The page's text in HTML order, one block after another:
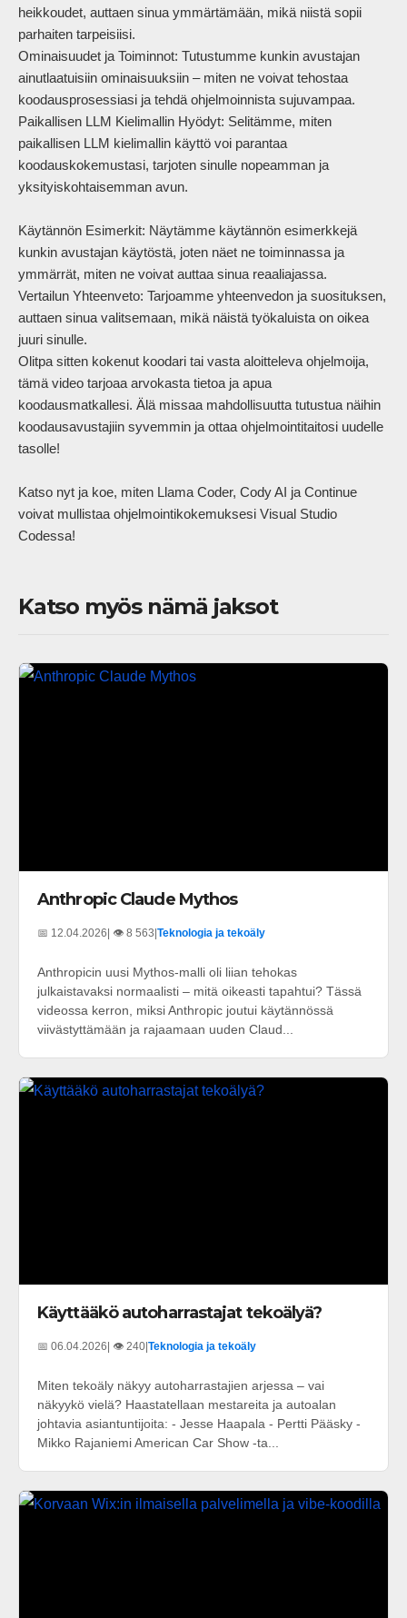
heikkoudet, auttaen sinua ymmärtämään, mikä niistä sopii
parhaiten tarpeisiisi.
Ominaisuudet ja Toiminnot: Tutustumme kunkin avustajan
ainutlaatuisiin ominaisuuksiin – miten ne voivat tehostaa
koodausprosessiasi ja tehdä ohjelmoinnista sujuvampaa.
Paikallisen LLM Kielimallin Hyödyt: Selitämme, miten
paikallisen LLM kielimallin käyttö voi parantaa
koodauskokemustasi, tarjoten sinulle nopeamman ja
yksityiskohtaisemman avun.
Käytännön Esimerkit: Näytämme käytännön esimerkkejä
kunkin avustajan käytöstä, joten näet ne toiminnassa ja
ymmärrät, miten ne voivat auttaa sinua reaaliajassa.
Vertailun Yhteenveto: Tarjoamme yhteenvedon ja suosituksen,
auttaen sinua valitsemaan, mikä näistä työkaluista on oikea
juuri sinulle.
Olitpa sitten kokenut koodari tai vasta aloitteleva ohjelmoija,
tämä video tarjoaa arvokasta tietoa ja apua
koodausmatkallesi. Älä missaa mahdollisuutta tutustua näihin
koodausavustajiin syvemmin ja ottaa ohjelmointitaitosi uudelle
tasolle!
Katso nyt ja koe, miten Llama Coder, Cody AI ja Continue
voivat mullistaa ohjelmointikokemuksesi Visual Studio
Codessa!
Katso myös nämä jaksot
Anthropic Claude Mythos
📅 12.04.2026| 👁️ 8 563|Teknologia ja tekoäly
Anthropicin uusi Mythos-malli oli liian tehokas
julkaistavaksi normaalisti – mitä oikeasti tapahtui? Tässä
videossa kerron, miksi Anthropic joutui käytännössä
viivästyttämään ja rajaamaan uuden Claud...
Käyttääkö autoharrastajat tekoälyä?
📅 06.04.2026 | 👁️ 240 Teknologia ja tekoäly
Miten tekoäly näkyy autoharrastajien arjessa – vai
näkyykö vielä? Haastatellaan mestareita ja autoalan
johtavia asiantuntijoita: - Jesse Haapala - Pertti Pääsky -
Mikko Rajaniemi American Car Show -ta...